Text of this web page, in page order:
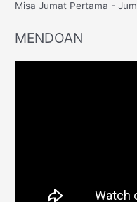
Misa Jumat Pertama -
MENDOAN